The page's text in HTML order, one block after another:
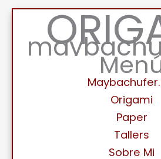
Origami
Paper
Tallers
Sobre Mi